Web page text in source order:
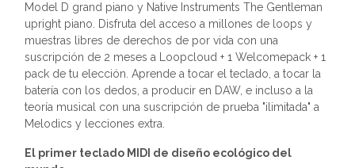
Model D grand piano y Native Instruments The Gentleman
upright piano. Disfruta del acceso a millones de loops y
muestras libres de derechos de por vida con una
suscripción de 2 meses a Loopcloud + 1 Welcomepack + 1
pack de tu elección. Aprende a tocar el teclado, a tocar la
batería con los dedos, a producir en DAW, e incluso a la
teoría musical con una suscripción de prueba "ilimitada" a
Melodics y lecciones extra.
El primer teclado MIDI de diseño ecológico del